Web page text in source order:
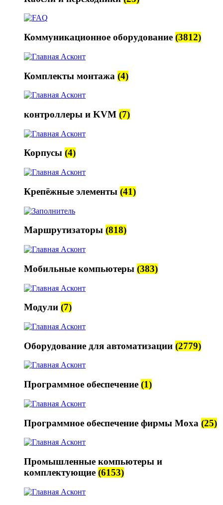
Коммуникационное оборудование (3812)
Комплекты монтажа (4)
контроллеры и KVM (7)
Корпусы (4)
Крепёжные элементы (41)
Маршрутизаторы (818)
Мобильные компьютеры (383)
Модули (7)
Оборудование для автоматизации (2779)
Программное обеспечение (1)
Программное обеспечение фирмы Moxa (25)
Промышленные компьютеры и
комплектующие (6153)